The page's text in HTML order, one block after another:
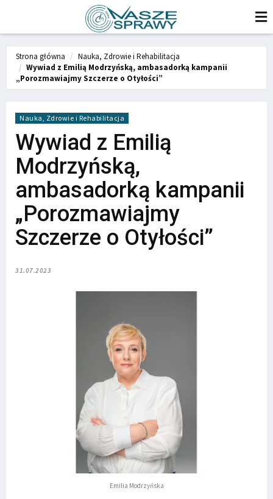
Strona główna
Nauka, Zdrowie i Rehabilitacja
Wywiad z Emilią Modrzyńską, ambasadorką kampanii
„Porozmawiajmy Szczerze o Otyłości”
Nauka, Zdrowie i Rehabilitacja
Wywiad z Emilią
Modrzyńską,
ambasadorką kampanii
„Porozmawiajmy
Szczerze o Otyłości”
31.07.2023
Emilia Modrzyńska